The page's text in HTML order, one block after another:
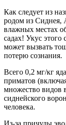
Как следует из
родом из Сиднея,
влажных местах
садах! Укус этого
может вызвать
потерю сознания.
Всего 0,2 мг/кг
приматов
множество видов
сиднейского
человека.
Из-за причуды